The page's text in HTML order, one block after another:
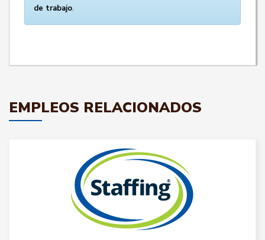
de trabajo.
EMPLEOS RELACIONADOS